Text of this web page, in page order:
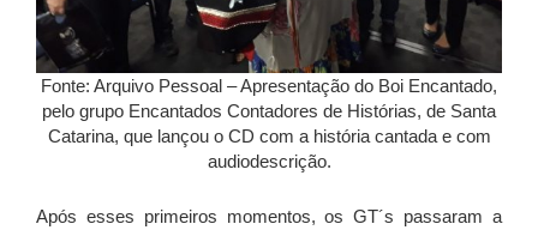
Fonte: Arquivo Pessoal – Apresentação do Boi Encantado,
pelo grupo Encantados Contadores de Histórias, de Santa
Catarina, que lançou o CD com a história cantada e com
audiodescrição.
Após esses primeiros momentos, os GT´s passaram a